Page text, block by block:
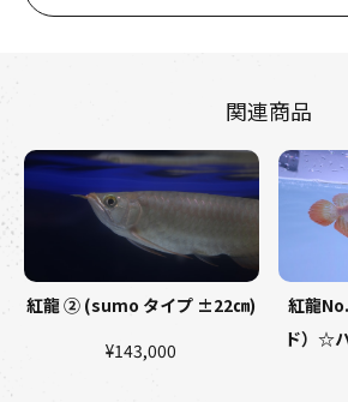
関連商品
紅龍 ② (sumo タイプ ±22㎝)
¥143,000
紅龍
ド）☆